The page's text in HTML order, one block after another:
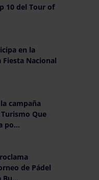
10 del Tour of
en la
Fiesta Nacional
campaña
Que
po...
de Pádel
Bu...